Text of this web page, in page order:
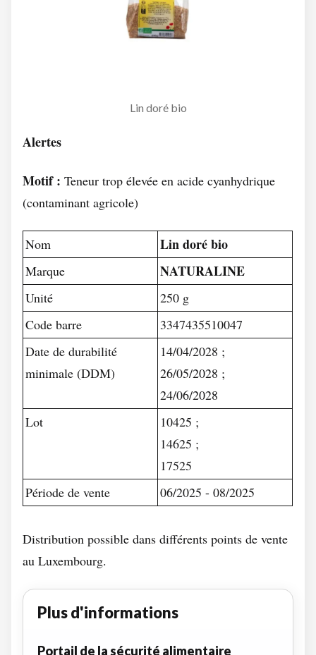
Lin doré bio
Alertes
Motif : Teneur trop élevée en acide cyanhydrique
(contaminant agricole)
Nom Lin doré bio
Marque NATURALINE
Unité
250 g
Code barre
3347435510047
Date de durabilité
minimale (DDM)
14/04/2028 ;
26/05/2028 ;
24/06/2028
Lot
10425 ;
14625 ;
17525
Période de vente
06/2025 - 08/2025
Distribution possible dans différents points de vente
au Luxembourg.
Plus d'informations
Portail de la sécurité alimentaire